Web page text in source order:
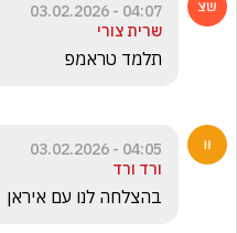
04:07 - 03.02.2026
שרית צורי
תלמד טראמפ
04:05 - 03.02.2026
ורד ורד
בהצלחה לנו עם איראן